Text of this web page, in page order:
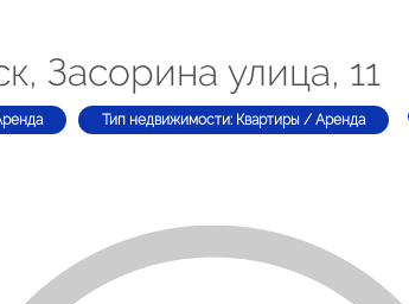
Засорина улица, 11
Тип недвижимости: Квартиры / Аренда